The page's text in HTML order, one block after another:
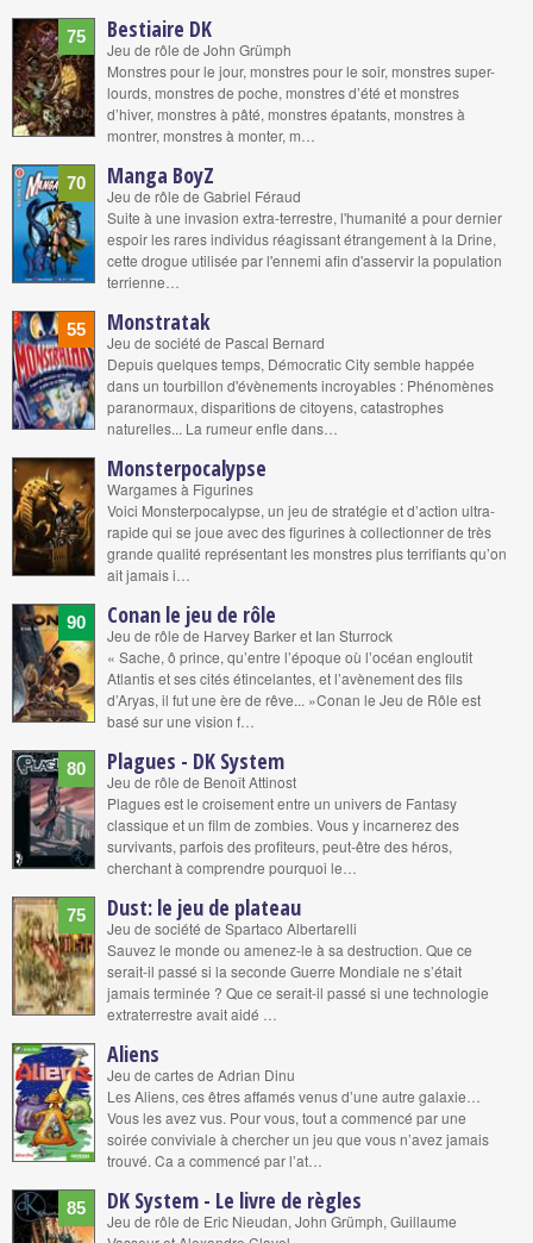
75 Bestiaire DK
Jeu de rôle de John Grümph
Monstres pour le jour, monstres pour le soir, monstres super-
lourds, monstres de poche, monstres d’été et monstres
d’hiver, monstres à pâté, monstres épatants, monstres à
montrer, monstres à monter, m…
70 Manga BoyZ
Jeu de rôle de Gabriel Féraud
Suite à une invasion extra-terrestre, l'humanité a pour dernier
espoir les rares individus réagissant étrangement à la Drine,
cette drogue utilisée par l'ennemi afin d'asservir la population
terrienne…
55 Monstratak
Jeu de société de Pascal Bernard
Depuis quelques temps, Démocratic City semble happée
dans un tourbillon d'évènements incroyables : Phénomènes
paranormaux, disparitions de citoyens, catastrophes
naturelles... La rumeur enfle dans…
Monsterpocalypse
Wargames à Figurines
Voici Monsterpocalypse, un jeu de stratégie et d’action ultra-
rapide qui se joue avec des figurines à collectionner de très
grande qualité représentant les monstres plus terrifiants qu’on
ait jamais i…
90 Conan le jeu de rôle
Jeu de rôle de Harvey Barker et Ian Sturrock
« Sache, ô prince, qu’entre l’époque où l’océan engloutit
Atlantis et ses cités étincelantes, et l’avènement des fils
d’Aryas, il fut une ère de rêve... »Conan le Jeu de Rôle est
basé sur une vision f…
80 Plagues - DK System
Jeu de rôle de Benoît Attinost
Plagues est le croisement entre un univers de Fantasy
classique et un film de zombies. Vous y incarnerez des
survivants, parfois des profiteurs, peut-être des héros,
cherchant à comprendre pourquoi le…
75 Dust: le jeu de plateau
Jeu de société de Spartaco Albertarelli
Sauvez le monde ou amenez-le à sa destruction. Que ce
serait-il passé si la seconde Guerre Mondiale ne s’était
jamais terminée ? Que ce serait-il passé si une technologie
extraterrestre avait aidé …
Aliens
Jeu de cartes de Adrian Dinu
Les Aliens, ces êtres affamés venus d’une autre galaxie…
Vous les avez vus. Pour vous, tout a commencé par une
soirée conviviale à chercher un jeu que vous n’avez jamais
trouvé. Ca a commencé par l’at…
85 DK System - Le livre de règles
Jeu de rôle de Eric Nieudan, John Grümph, Guillaume